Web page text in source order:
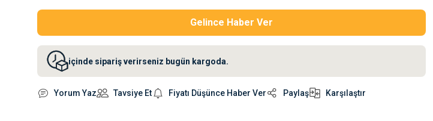
Gelince Haber Ver
içinde sipariş verirseniz bugün kargoda.
Yorum Yaz Tavsiye Et Fiyatı Düşünce Haber Ver Paylaş Karşılaştır